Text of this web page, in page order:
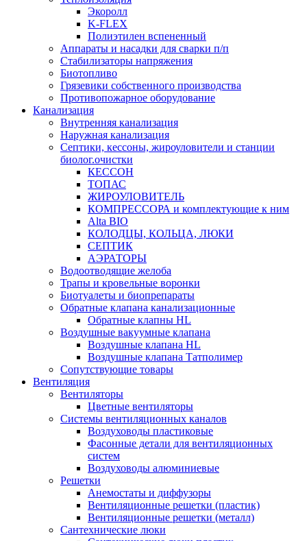
Экоролл
K-FLEX
Полиэтилен вспененный
Аппараты и насадки для сварки п/п
Стабилизаторы напряжения
Биотопливо
Грязевики собственного производства
Противопожарное оборудование
Канализация
Внутренняя канализация
Наружная канализация
Септики, кессоны, жироуловители и станции
биолог.очистки
КЕССОН
ТОПАС
ЖИРОУЛОВИТЕЛЬ
КОМПРЕССОРА и комплектующие к ним
Alta BIO
КОЛОДЦЫ, КОЛЬЦА, ЛЮКИ
СЕПТИК
АЭРАТОРЫ
Водоотводящие желоба
Трапы и кровельные воронки
Биотуалеты и биопрепараты
Обратные клапана канализационные
Обратные клапны HL
Воздушные вакуумные клапана
Воздушные клапана HL
Воздушные клапана Татполимер
Сопутствующие товары
Вентиляция
Вентиляторы
Цветные вентиляторы
Системы вентиляционных каналов
Воздуховоды пластиковые
Фасонные детали для вентиляционных
систем
Воздуховоды алюминиевые
Решетки
Анемостаты и диффузоры
Вентиляционные решетки (пластик)
Вентиляционные решетки (металл)
Сантехнические люки